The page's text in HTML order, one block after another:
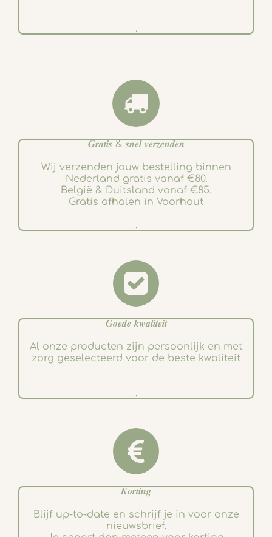
.
𝑮𝒓𝒂𝒕𝒊𝒔 & 𝒔𝒏𝒆𝒍 𝒗𝒆𝒓𝒛𝒆𝒏𝒅𝒆𝒏
Wij verzenden jouw bestelling binnen
Nederland gratis vanaf €80.
België & Duitsland vanaf €85.
Gratis afhalen in Voorhout
.
𝑮𝒐𝒆𝒅𝒆 𝒌𝒘𝒂𝒍𝒊𝒕𝒆𝒊𝒕
Al onze producten zijn persoonlijk en met
zorg geselecteerd voor de beste kwaliteit
.
𝑲𝒐𝒓𝒕𝒊𝒏𝒈
Blijf up-to-date en schrijf je in voor onze
nieuwsbrief.